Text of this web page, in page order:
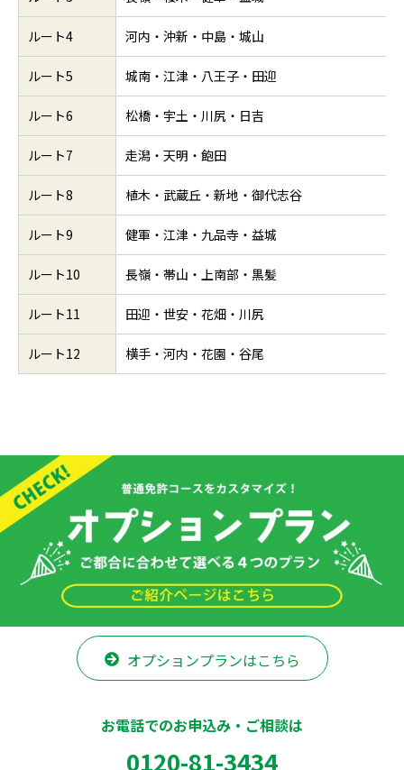
ルート8 植木・武蔵丘・新地・御代志谷
ルート9 健軍・江津・九品寺・益城
ルート10 長嶺・帯山・上南部・黒髪
ルート11 田迎・世安・花畑・川尻
ルート12 横手・河内・花園・谷尾
オプションプランはこちら
お電話でのお申込み・ご相談は
0120-81-3434